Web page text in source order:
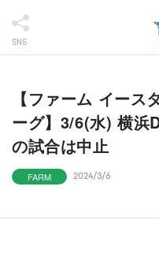
SNS
【ファーム イース
ーグ】3/6(水) 横浜
の試合は中止
FARM 2024/3/6